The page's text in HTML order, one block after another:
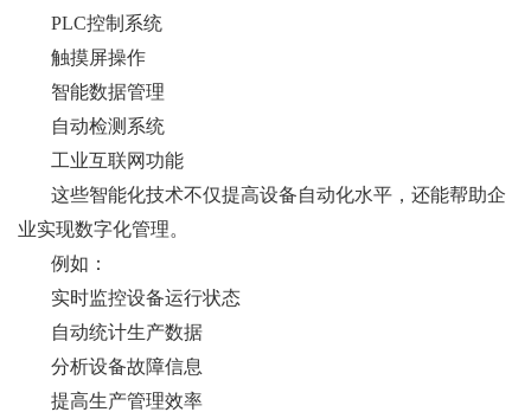
PLC控制系统
触摸屏操作
智能数据管理
自动检测系统
工业互联网功能
这些智能化技术不仅提高设备自动化水平，还能帮助企
业实现数字化管理。
例如：
实时监控设备运行状态
自动统计生产数据
分析设备故障信息
提高生产管理效率